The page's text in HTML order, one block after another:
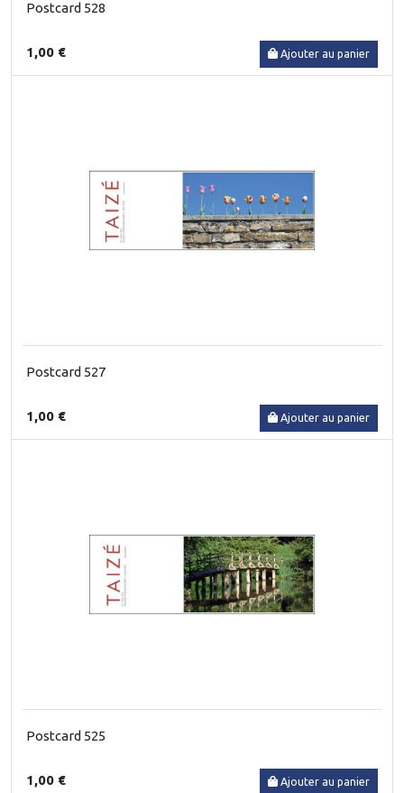
Postcard 528
1,00 € Ajouter au panier
Postcard 527
1,00 € Ajouter au panier
Postcard 525
1,00 € Ajouter au panier